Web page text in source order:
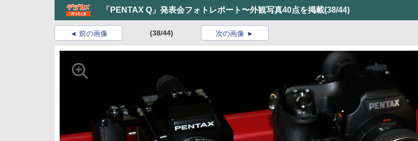
「PENTAX Q」発表会フォトレポート〜外観写真40点を掲載(38/44)
前の画像 (38/44) 次の画像